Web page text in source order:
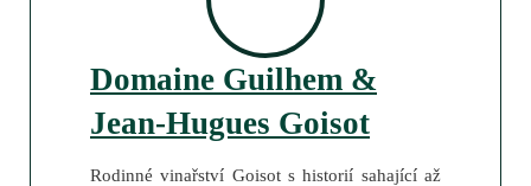
Domaine Guilhem &
Jean-Hugues Goisot
Rodinné vinařství Goisot s historií sahající až